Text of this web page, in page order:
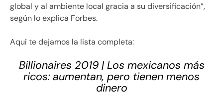
global y al ambiente local gracia a su diversificación”,
según lo explica Forbes.
Aquí te dejamos la lista completa:
Billionaires 2019 | Los mexicanos más
ricos: aumentan, pero tienen menos
dinero